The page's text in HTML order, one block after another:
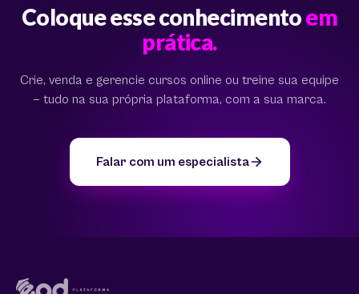
Coloque esse conhecimentoem
prática.
Crie, venda e gerencie cursos online ou treine sua equipe
— tudo na sua própria plataforma, com a sua marca.
Falar com um especialista